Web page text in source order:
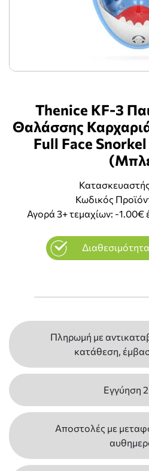
Thenice KF-3
Θαλάσσης
Full Face
Κωδικός
Αγορά 3+ τεμαχίων: -1.00€
Πληρωμή με
κατάθεση,
Εγγύηση
Αποστολές με